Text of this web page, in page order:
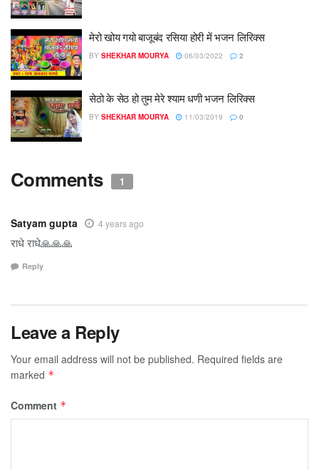
मेरो खोय गयो बाजूबंद रसिया होरी में भजन लिरिक्स
BY SHEKHAR MOURYA 06/03/2022 2
सेठो के सेठ हो तुम मेरे श्याम धणी भजन लिरिक्स
BY SHEKHAR MOURYA 11/03/2019 0
Comments 1
Satyam gupta 4 years ago
राधे राधे🙏🙏🙏
Reply
Leave a Reply
Your email address will not be published. Required fields are
marked *
Comment *